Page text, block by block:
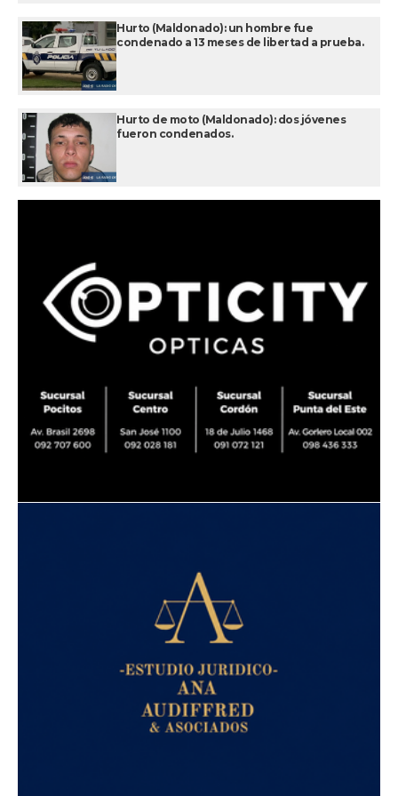
Hurto (Maldonado): un hombre fue
condenado a 13 meses de libertad a prueba.
Hurto de moto (Maldonado): dos jóvenes
fueron condenados.